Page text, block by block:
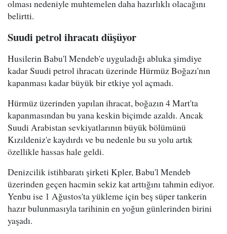
olması nedeniyle muhtemelen daha hazırlıklı olacağını
belirtti.
Suudi petrol ihracatı düşüyor
Husilerin Babu'l Mendeb'e uyguladığı abluka şimdiye
kadar Suudi petrol ihracatı üzerinde Hürmüz Boğazı'nın
kapanması kadar büyük bir etkiye yol açmadı.
Hürmüz üzerinden yapılan ihracat, boğazın 4 Mart'ta
kapanmasından bu yana keskin biçimde azaldı. Ancak
Suudi Arabistan sevkiyatlarının büyük bölümünü
Kızıldeniz'e kaydırdı ve bu nedenle bu su yolu artık
özellikle hassas hale geldi.
Denizcilik istihbaratı şirketi Kpler, Babu'l Mendeb
üzerinden geçen hacmin sekiz kat arttığını tahmin ediyor.
Yenbu ise 1 Ağustos'ta yükleme için beş süper tankerin
hazır bulunmasıyla tarihinin en yoğun günlerinden birini
yaşadı.